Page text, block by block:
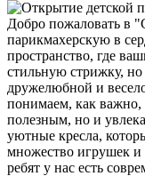
Добро пожаловать в
парикмахерскую в
пространство, где
стильную стрижку,
дружелюбной и
понимаем, как важно,
полезным, но и
уютные кресла,
множество игрушек и
ребят у нас есть